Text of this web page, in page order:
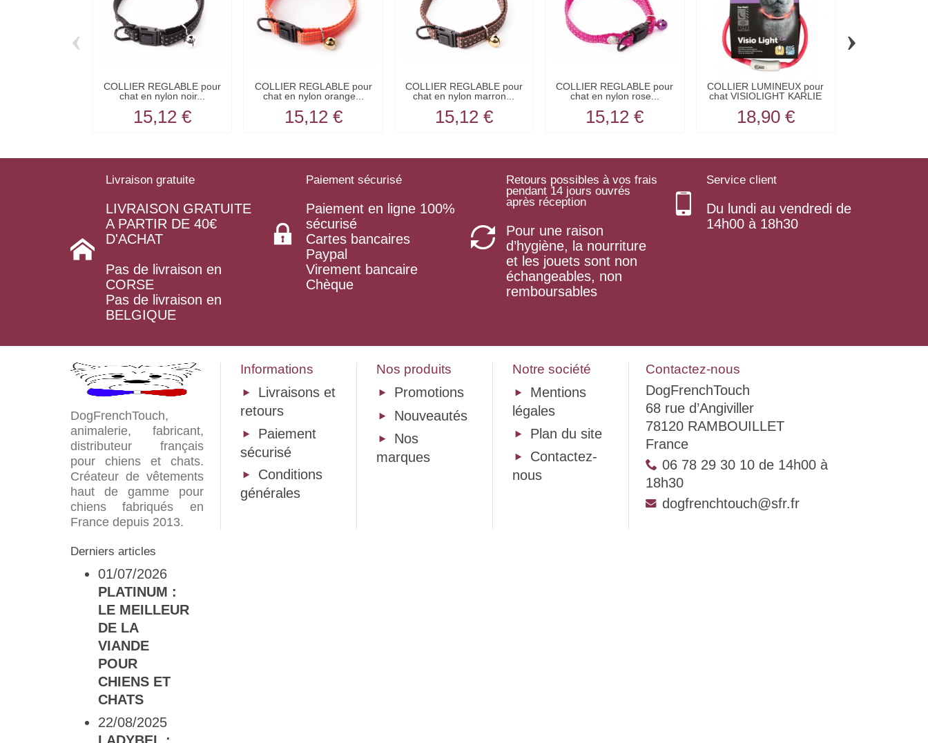
COLLIER REGLABLE pour
chat en nylon noir...
15,12 €
COLLIER REGLABLE pour
chat en nylon orange...
15,12 €
COLLIER REGLABLE pour
chat en nylon marron...
15,12 €
COLLIER REGLABLE pour
chat en nylon rose...
15,12 €
COLLIER LUMINEUX pour
chat VISIOLIGHT KARLIE
18,90 €
‹ ›
Livraison gratuite
LIVRAISON GRATUITE
A PARTIR DE 40€
D'ACHAT
Pas de livraison en
CORSE
Pas de livraison en
BELGIQUE
Paiement sécurisé
Paiement en ligne 100%
sécurisé
Cartes bancaires
Paypal
Virement bancaire
Chèque
Retours possibles à vos frais
pendant 14 jours ouvrés
après réception
Pour une raison
d’hygiène, la nourriture
et les jouets sont non
échangeables, non
remboursables
Service client
Du lundi au vendredi de
14h00 à 18h30
DogFrenchTouch,
animalerie, fabricant,
distributeur français
pour chiens et chats.
Créateur de vêtements
haut de gamme pour
chiens fabriqués en
France depuis 2013.
Informations
Livraisons et
retours
Paiement
sécurisé
Conditions
générales
Nos produits
Promotions
Nouveautés
Nos
marques
Notre société
Mentions
légales
Plan du site
Contactez-
nous
Contactez-nous
DogFrenchTouch
68 rue d’Angiviller
78120 RAMBOUILLET
France
06 78 29 30 10 de 14h00 à
18h30
dogfrenchtouch@sfr.fr
Derniers articles
01/07/2026
PLATINUM :
LE MEILLEUR
DE LA
VIANDE
POUR
CHIENS ET
CHATS
22/08/2025